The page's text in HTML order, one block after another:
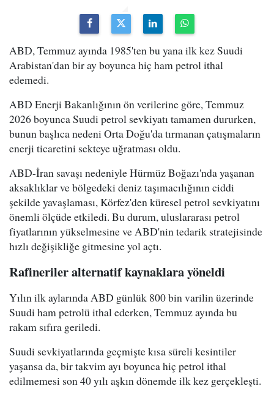
ABD, Temmuz ayında 1985'ten bu yana ilk kez Suudi
Arabistan'dan bir ay boyunca hiç ham petrol ithal
edemedi.
ABD Enerji Bakanlığının ön verilerine göre, Temmuz
2026 boyunca Suudi petrol sevkiyatı tamamen dururken,
bunun başlıca nedeni Orta Doğu'da tırmanan çatışmaların
enerji ticaretini sekteye uğratması oldu.
ABD-İran savaşı nedeniyle Hürmüz Boğazı'nda yaşanan
aksaklıklar ve bölgedeki deniz taşımacılığının ciddi
şekilde yavaşlaması, Körfez'den küresel petrol sevkiyatını
önemli ölçüde etkiledi. Bu durum, uluslararası petrol
fiyatlarının yükselmesine ve ABD'nin tedarik stratejisinde
hızlı değişikliğe gitmesine yol açtı.
Rafineriler alternatif kaynaklara yöneldi
Yılın ilk aylarında ABD günlük 800 bin varilin üzerinde
Suudi ham petrolü ithal ederken, Temmuz ayında bu
rakam sıfıra geriledi.
Suudi sevkiyatlarında geçmişte kısa süreli kesintiler
yaşansa da, bir takvim ayı boyunca hiç petrol ithal
edilmemesi son 40 yılı aşkın dönemde ilk kez gerçekleşti.